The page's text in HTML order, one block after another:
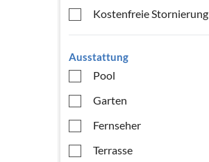
Kostenfreie Stornierung
Ausstattung
Pool
Garten
Fernseher
Terrasse